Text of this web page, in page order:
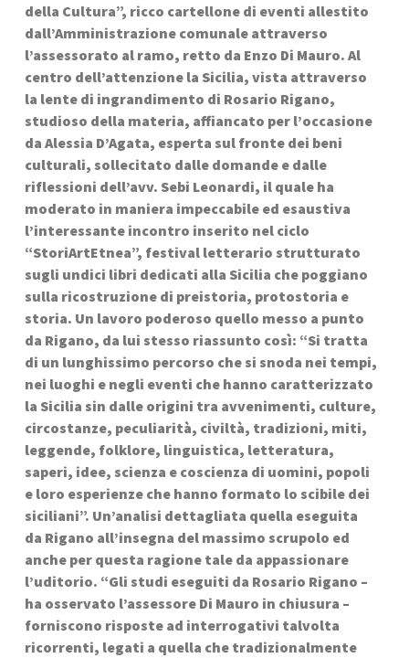
della Cultura”, ricco cartellone di eventi allestito
dall’Amministrazione comunale attraverso
l’assessorato al ramo, retto da Enzo Di Mauro. Al
centro dell’attenzione la Sicilia, vista attraverso
la lente di ingrandimento di Rosario Rigano,
studioso della materia, affiancato per l’occasione
da Alessia D’Agata, esperta sul fronte dei beni
culturali, sollecitato dalle domande e dalle
riflessioni dell’avv. Sebi Leonardi, il quale ha
moderato in maniera impeccabile ed esaustiva
l’interessante incontro inserito nel ciclo
“StoriArtEtnea”, festival letterario strutturato
sugli undici libri dedicati alla Sicilia che poggiano
sulla ricostruzione di preistoria, protostoria e
storia. Un lavoro poderoso quello messo a punto
da Rigano, da lui stesso riassunto così: “Si tratta
di un lunghissimo percorso che si snoda nei tempi,
nei luoghi e negli eventi che hanno caratterizzato
la Sicilia sin dalle origini tra avvenimenti, culture,
circostanze, peculiarità, civiltà, tradizioni, miti,
leggende, folklore, linguistica, letteratura,
saperi, idee, scienza e coscienza di uomini, popoli
e loro esperienze che hanno formato lo scibile dei
siciliani”. Un’analisi dettagliata quella eseguita
da Rigano all’insegna del massimo scrupolo ed
anche per questa ragione tale da appassionare
l’uditorio. “Gli studi eseguiti da Rosario Rigano –
ha osservato l’assessore Di Mauro in chiusura –
forniscono risposte ad interrogativi talvolta
ricorrenti, legati a quella che tradizionalmente